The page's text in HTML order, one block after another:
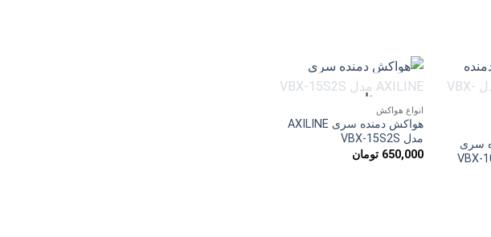
ها
سری
علاقه
ناموجود
انواع هواکش
هواکش دمنده سری AXILINE
مدل VBX-15S2S
650,000 تومان